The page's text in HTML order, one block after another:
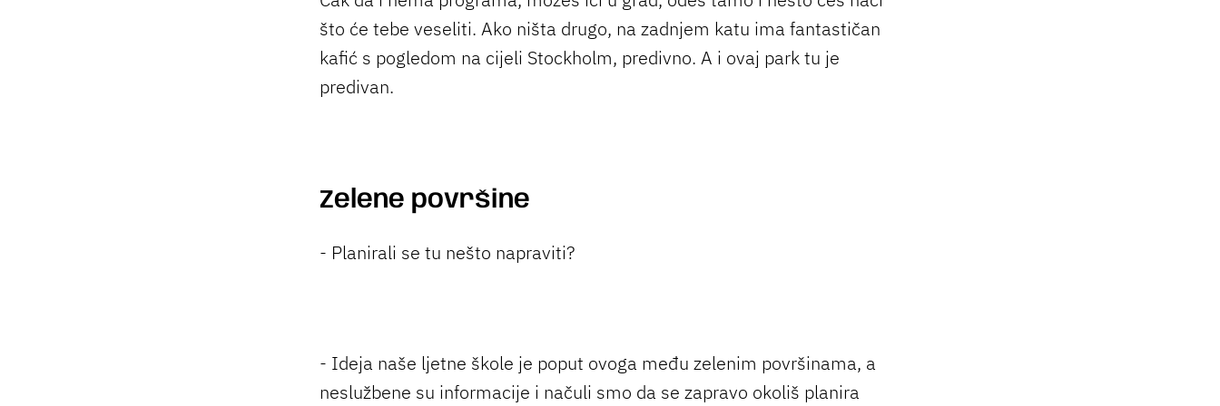
što će tebe veseliti. Ako ništa drugo, na zadnjem katu ima fantastičan
kafić s pogledom na cijeli Stockholm, predivno. A i ovaj park tu je
predivan.
Zelene površine
- Planirali se tu nešto napraviti?
- Ideja naše ljetne škole je poput ovoga među zelenim površinama, a
neslužbene su informacije i načuli smo da se zapravo okoliš planira